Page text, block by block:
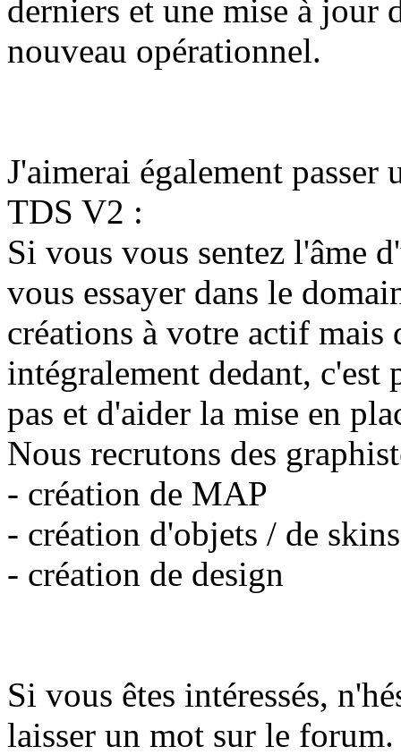
derniers et une mise à jour
nouveau opérationnel.
J'aimerai également passer
TDS V2 :
Si vous vous sentez l'âme
vous essayer dans le
créations à votre actif mais
intégralement dedant,
pas et d'aider la mise en
Nous recrutons des
- création de MAP
- création d'objets / de skins
- création de design
Si vous êtes intéressés,
laisser un mot sur le forum.